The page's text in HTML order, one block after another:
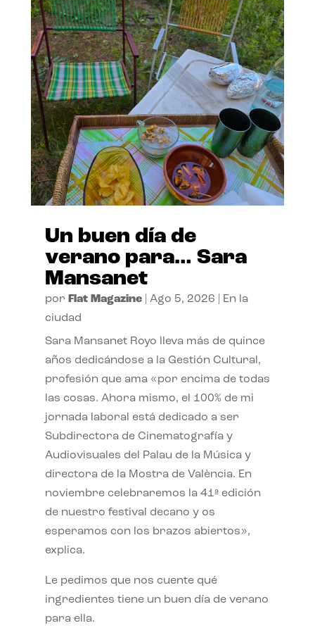
Un buen día de
verano para… Sara
Mansanet
por Flat Magazine| Ago 5, 2026
En la
ciudad
Sara Mansanet Royo lleva más de quince
años dedicándose a la Gestión Cultural,
profesión que ama «por encima de todas
las cosas. Ahora mismo, el 100% de mi
jornada laboral está dedicado a ser
Subdirectora de Cinematografía y
Audiovisuales del Palau de la Música y
directora de la Mostra de València. En
noviembre celebraremos la 41ª edición
de nuestro festival decano y os
esperamos con los brazos abiertos»,
explica.
Le pedimos que nos cuente qué
ingredientes tiene un buen día de verano
para ella.